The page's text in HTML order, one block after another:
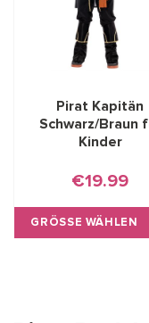
Pirat Kapitän
Schwarz/Braun
Kinder
€19.99
GRÖSSE WÄHLEN